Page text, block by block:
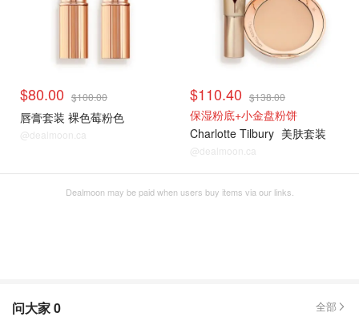
$80.00 $100.00
唇膏套装 裸色莓粉色
@dealmoon.ca
$110.40 $138.00
保湿粉底+小金盘粉饼
Charlotte Tilbury 美肤套装
@dealmoon.ca
Dealmoon may be paid when users buy items via our links.
问大家0 全部